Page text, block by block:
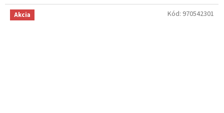
Akcia Kód: 970542301